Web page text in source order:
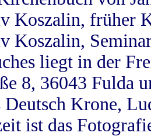
Koszalin, früher
Koszalin,
liegt in der
8, 36043 Fulda
Krone,
ist das